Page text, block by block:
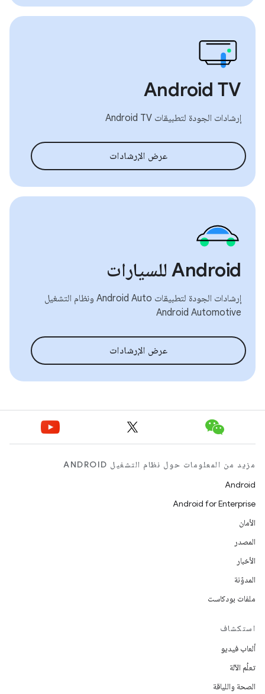
Android TV
إرشادات الجودة لتطبيقات Android TV
عرض الإرشادات
‫Android للسيارات
إرشادات الجودة لتطبيقات Android Auto ونظام التشغيل
Android Automotive
عرض الإرشادات
مزيد من المعلومات حول نظام التشغيل ANDROID
Android
Android for Enterprise
الأمان
المصدر
الأخبار
المدوّنة
ملفات بودكاست
استكشاف
ألعاب فيديو
تعلُم الآلة
الصحة واللياقة